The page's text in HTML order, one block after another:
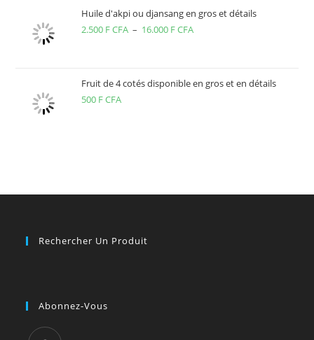
Huile d'akpi ou djansang en gros et détails
2.500 F CFA – 16.000 F CFAPlage
2.500 F
Fruit de 4 cotés disponible en gros et en détails
500 F CFA
Rechercher Un Produit
Abonnez-Vous